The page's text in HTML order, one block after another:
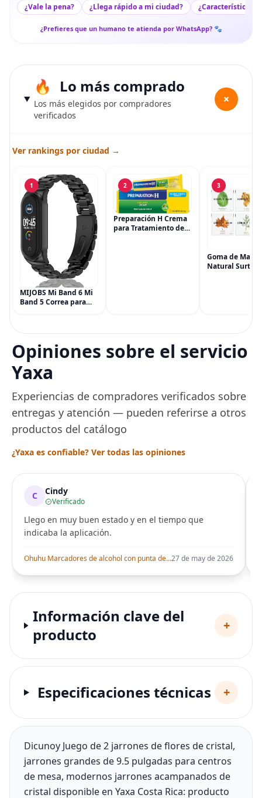
¿Vale la pena? ¿Llega rápido a mi ciudad? ¿Características
¿Prefieres que un humano te atienda por WhatsApp? 🐾
Lo más comprado
Los más elegidos por compradores
verificados
+
Ver rankings por ciudad →
1
MIJOBS Mi Band 6 Mi
Band 5 Correa para
de metal para Mi
Smart Band 6
2
Preparación H Crema
para Tratamiento de
3
Goma de
Natural
Opiniones sobre el servicio
Yaxa
Experiencias de compradores verificados sobre
entregas y atención — pueden referirse a otros
productos del catálogo
¿Yaxa es confiable? Ver todas las opiniones
C Cindy
Verificado
Llego en muy buen estado y en el tiempo que
indicaba la aplicación.
Ohuhu Marcadores de alcohol con punta de pincel – Juego de marcadores artísticos de doble punta con certificación AP para artistas adultos27 de may de 2026
Información clave del
producto
+
Especificaciones técnicas +
Dicunoy Juego de 2 jarrones de flores de cristal,
jarrones grandes de 9.5 pulgadas para centros
de mesa, modernos jarrones acampanados de
cristal disponible en Yaxa Costa Rica: producto